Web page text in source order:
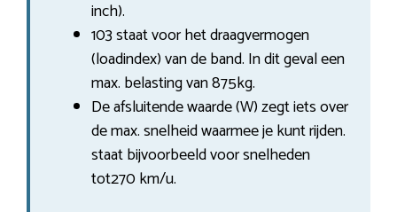
inch).
103 staat voor het draagvermogen
(loadindex) van de band. In dit geval een
max. belasting van 875kg.
De afsluitende waarde (W) zegt iets over
de max. snelheid waarmee je kunt rijden.
staat bijvoorbeeld voor snelheden
tot270 km/u.